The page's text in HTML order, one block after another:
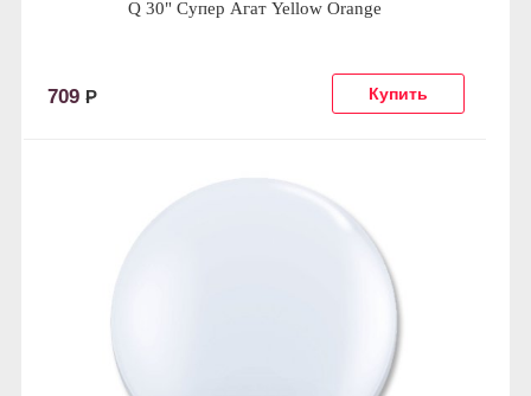
Q 30" Супер Агат Yellow Orange
709 Р